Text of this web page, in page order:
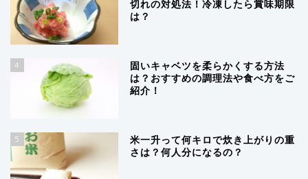
切れの対処法！冷凍したら賞味期限
は？
4
固いキャベツを柔らかくする方法
は？おすすめの調理法や食べ方をご
紹介！
5
米一升って何キロで炊き上がりの重
さは？何人分になるの？